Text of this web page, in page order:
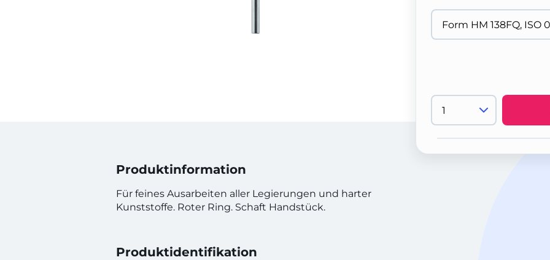
Produktinformation
Für feines Ausarbeiten aller Legierungen und harter
Kunststoffe. Roter Ring. Schaft Handstück.
Produktidentifikation